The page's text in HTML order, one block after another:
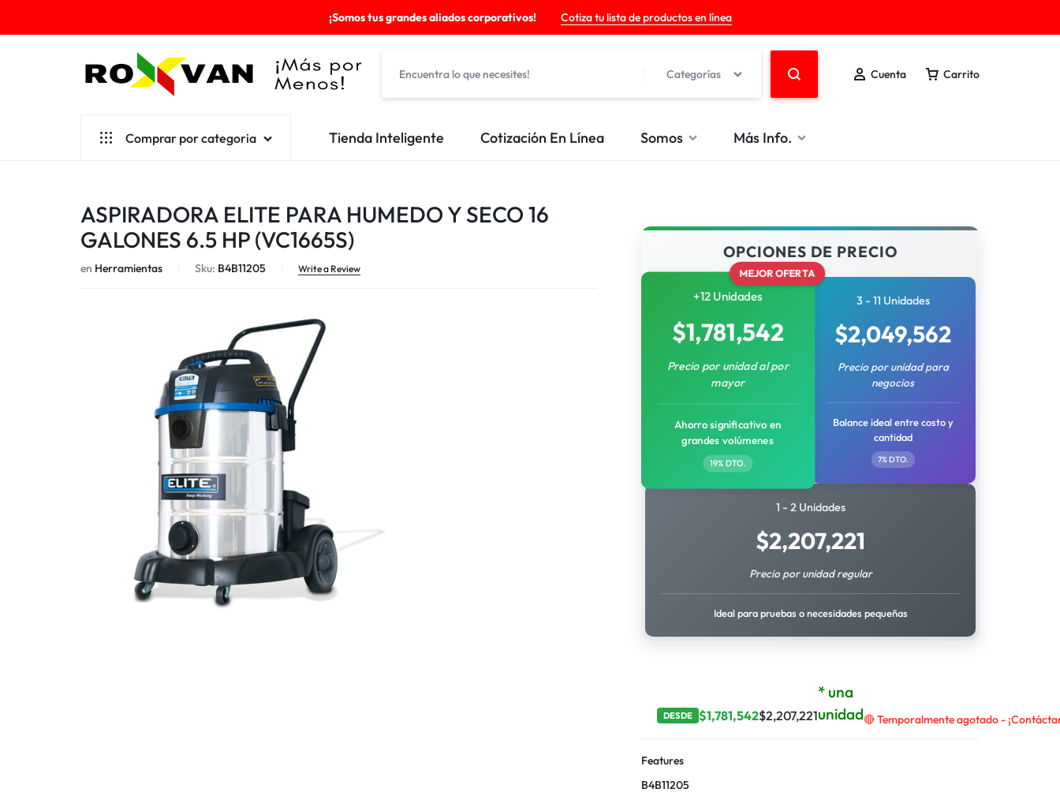
¡Somos tus grandes aliados corporativos! Cotiza tu lista de productos en línea
¡MÁS
MENOS!
Categorías Cuenta Carrito
Comprar por categoria
Cafetería
Escolares
Desechables
Papelería
Tecnología
Todas las categorías
Tienda Inteligente Cotización En Línea Somos Más Info.
ASPIRADORA ELITE PARA HUMEDO Y SECO 16
GALONES 6.5 HP (VC1665S)
en Herramientas Sku: B4B11205 Write a Review
OPCIONES DE PRECIO
MEJOR OFERTA
+12 Unidades
$1,781,542
Precio por unidad al por
mayor
Ahorro significativo en
grandes volúmenes
19% DTO.
3 - 11 Unidades
$2,049,562
Precio por unidad para
negocios
Balance ideal entre costo y
cantidad
7% DTO.
1 - 2 Unidades
$2,207,221
Precio por unidad regular
Ideal para pruebas o necesidades pequeñas
DESDE $1,781,542$2,207,221
* una
unidad🔴 Temporalmente agotado -
Features
B4B11205